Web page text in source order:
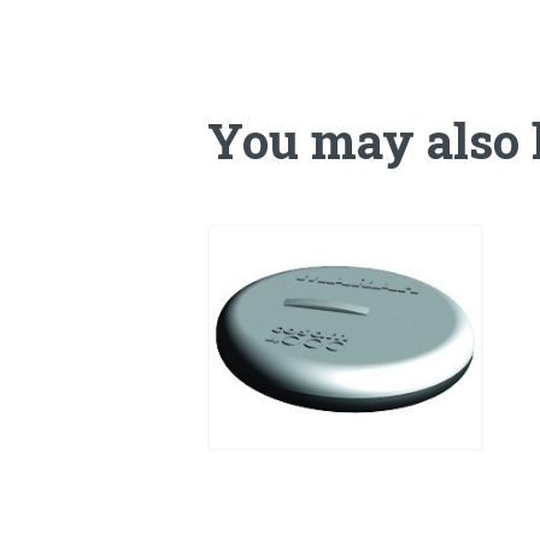
You may
Cosam 4000 est
un aimant
permanent
CHF27.00